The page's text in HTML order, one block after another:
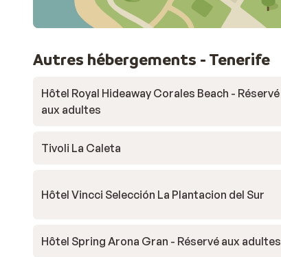
Autres hébergements - Tenerife
Hôtel Royal Hideaway Corales Beach - Réservé
aux adultes
Tivoli La Caleta
Hôtel Vincci Selección La Plantacion del Sur
Hôtel Spring Arona Gran - Réservé aux adultes